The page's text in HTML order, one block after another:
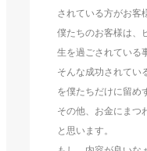
されている方がお客
僕たちのお客様は、
生を過ごされている
そんな成功されてい
を僕たちだけに留め
その他、お金にまつ
と思います。